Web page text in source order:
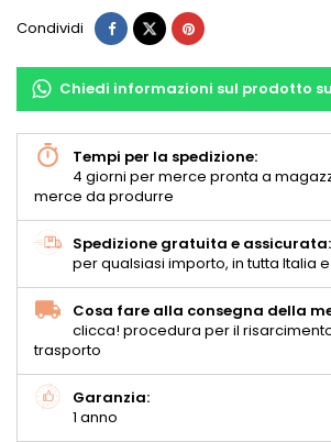
Condividi
Chiedi informazioni sul prodotto
Tempi per la spedizione:
4 giorni per merce pronta a
merce da produrre
Spedizione gratuita e assicurata:
per qualsiasi importo, in tutta Italia
Cosa fare alla consegna della
clicca! procedura per il
trasporto
Garanzia:
1 anno